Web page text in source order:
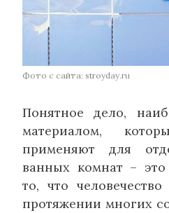
Фото с сайта: stroyday.ru
Понятное дело,
материалом,
применяют для
ванных комнат –
то, что
протяжении многих